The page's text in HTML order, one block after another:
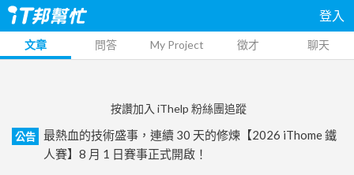
登入
文章 問答 My Project 徵才 聊天
按讚加入 iThelp 粉絲團追蹤
公告
最熱血的技術盛事，連續 30 天的修煉【2026 iThome 鐵
人賽】8 月 1 日賽事正式開啟！